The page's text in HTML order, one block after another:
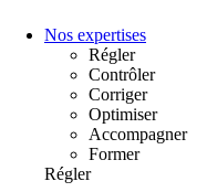
Nos expertises
Régler
Contrôler
Corriger
Optimiser
Accompagner
Former
Régler